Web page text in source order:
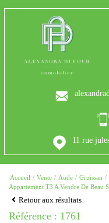
11 rue
Accueil Vente Aude
Gruissan
Appartement T3 A Vendre De Beau
Retour aux résultats
Référence : 1761